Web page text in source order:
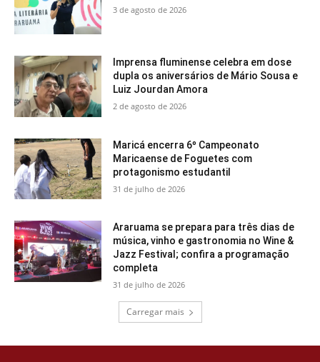
3 de agosto de 2026
Imprensa fluminense celebra em dose
dupla os aniversários de Mário Sousa e
Luiz Jourdan Amora
2 de agosto de 2026
Maricá encerra 6º Campeonato
Maricaense de Foguetes com
protagonismo estudantil
31 de julho de 2026
Araruama se prepara para três dias de
música, vinho e gastronomia no Wine &
Jazz Festival; confira a programação
completa
31 de julho de 2026
Carregar mais